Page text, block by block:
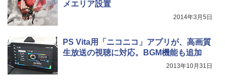
メエリア設置
2014年3月5日
PS Vita用「ニコニコ」アプリが、高画質
生放送の視聴に対応。BGM機能も追加
2013年10月31日